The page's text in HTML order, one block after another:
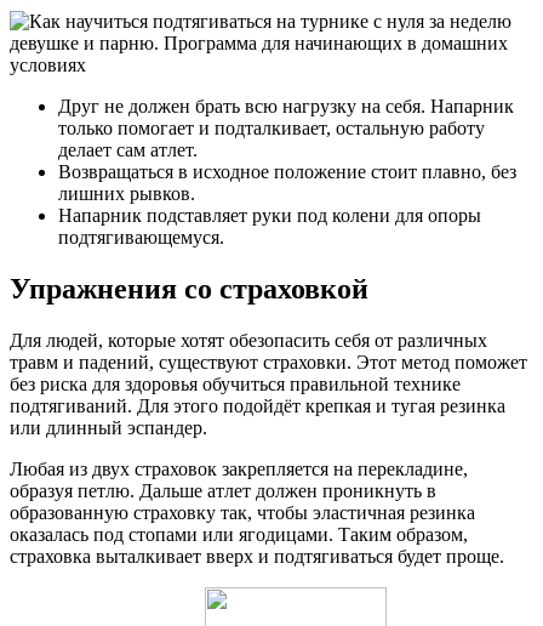
Друг не должен брать всю нагрузку на себя. Напарник
только помогает и подталкивает, остальную работу
делает сам атлет.
Возвращаться в исходное положение стоит плавно, без
лишних рывков.
Напарник подставляет руки под колени для опоры
подтягивающемуся.
Упражнения со страховкой
Для людей, которые хотят обезопасить себя от различных
травм и падений, существуют страховки. Этот метод поможет
без риска для здоровья обучиться правильной технике
подтягиваний. Для этого подойдёт крепкая и тугая резинка
или длинный эспандер.
Любая из двух страховок закрепляется на перекладине,
образуя петлю. Дальше атлет должен проникнуть в
образованную страховку так, чтобы эластичная резинка
оказалась под стопами или ягодицами. Таким образом,
страховка выталкивает вверх и подтягиваться будет проще.